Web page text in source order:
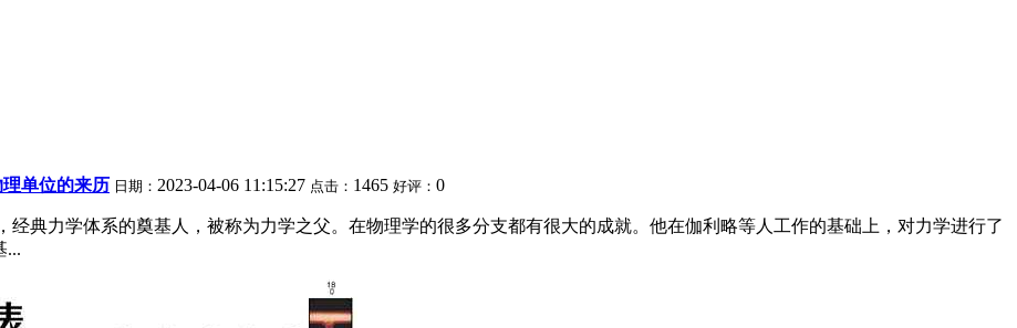
单位的来历 日期： 2023-04-06 11:15:27 点击： 1465 好评： 0
典力学体系的奠基人，被称为力学之父。在物理学的很多分支都有很大的成就。他在伽利略等人工作的基础上，对力学进行了
...